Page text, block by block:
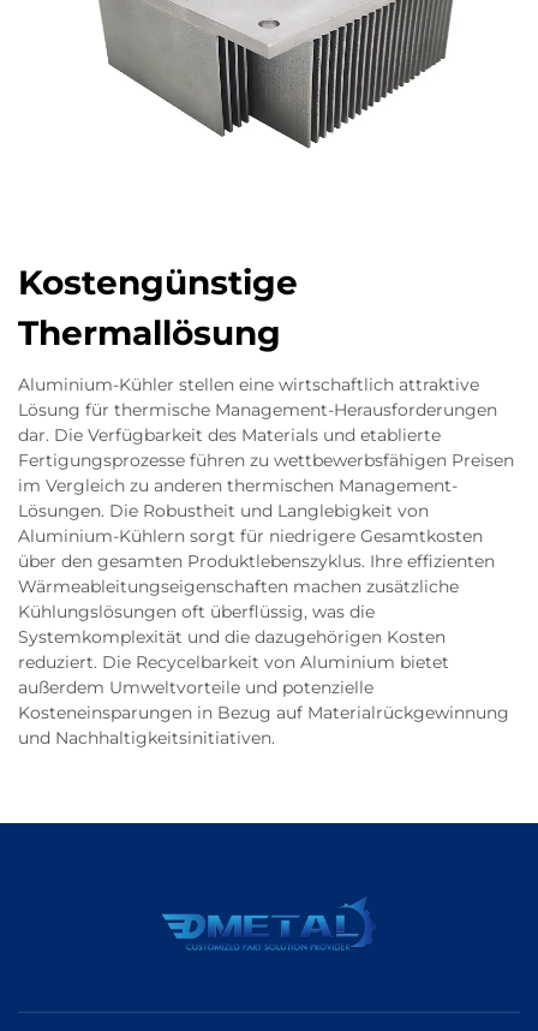
Kostengünstige
Thermallösung
Aluminium-Kühler stellen eine wirtschaftlich attraktive
Lösung für thermische Management-Herausforderungen
dar. Die Verfügbarkeit des Materials und etablierte
Fertigungsprozesse führen zu wettbewerbsfähigen Preisen
im Vergleich zu anderen thermischen Management-
Lösungen. Die Robustheit und Langlebigkeit von
Aluminium-Kühlern sorgt für niedrigere Gesamtkosten
über den gesamten Produktlebenszyklus. Ihre effizienten
Wärmeableitungseigenschaften machen zusätzliche
Kühlungslösungen oft überflüssig, was die
Systemkomplexität und die dazugehörigen Kosten
reduziert. Die Recycelbarkeit von Aluminium bietet
außerdem Umweltvorteile und potenzielle
Kosteneinsparungen in Bezug auf Materialrückgewinnung
und Nachhaltigkeitsinitiativen.